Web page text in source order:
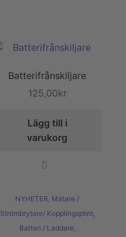
Batterifrånskiljare
125,00kr
Lägg till i
varukorg
NYHETER Mätare /
Strömbrytare/ Kopplingsplint,
Batteri / Laddare